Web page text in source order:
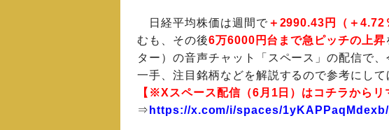
日経平均株価は週間で ＋2990.43円（＋4.72
むも、その後6万6000円台まで急ピッチの上昇
ター）の音声チャット「スペース」の配信で
一手、注目銘柄などを解説するので参考にして
【※Xスペース配信（6月1日）はコチラからリ
⇒ https://x.com/i/spaces/